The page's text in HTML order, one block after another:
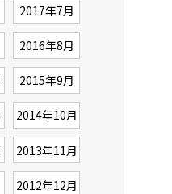
2017年7月
2016年8月
2015年9月
2014年10月
2013年11月
2012年12月